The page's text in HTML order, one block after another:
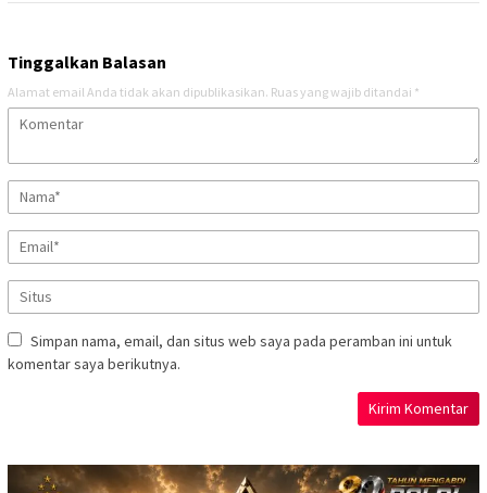
Tinggalkan Balasan
Alamat email Anda tidak akan dipublikasikan. Ruas yang wajib ditandai *
Simpan nama, email, dan situs web saya pada peramban ini untuk
komentar saya berikutnya.